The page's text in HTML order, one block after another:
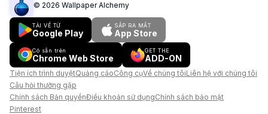
© 2026 Wallpaper Alchemy
TẢI VỀ TỪ
Google Play
SẮP RA MẮT
App Store
Có sẵn trên
Chrome Web Store
GET THE
ADD-ON
Tiện ích trình duyệtQuảng cáoCông cụVề chúng tôiLiên hệ với chúng tôi
Câu hỏi thường gặp
Chính sách Bản quyềnĐiều khoản sử dụngChính sách bảo mật
Pinterest